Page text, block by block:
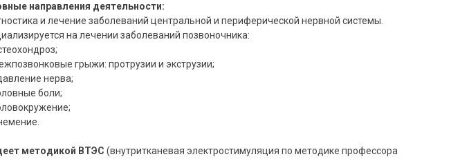
направления деятельности:
и лечение заболеваний центральной и периферической нервной системы.
на лечении заболеваний позвоночника:
грыжи: протрузии и экструзии;
нерва;
боли;
методикой ВТЭС (внутритканевая электростимуляция по методике профессора